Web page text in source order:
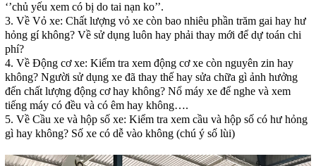
‘’chủ yếu xem có bị do tai nạn ko’’.
3. Về Vỏ xe: Chất lượng vỏ xe còn bao nhiêu phần trăm gai hay hư
hỏng gí không? Về sử dụng luôn hay phải thay mới để dự toán chi
phí?
4. Về Động cơ xe: Kiểm tra xem động cơ xe còn nguyên zin hay
không? Người sử dụng xe đã thay thế hay sửa chữa gì ảnh hưởng
đến chất lượng động cơ hay không? Nổ máy xe để nghe và xem
tiếng máy có đều và có êm hay không….
5. Về Cầu xe và hộp số xe: Kiểm tra xem cầu và hộp số có hư hỏng
gì hay không? Số xe có dễ vào không (chú ý số lùi)